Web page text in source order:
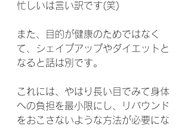
忙しいは言い訳です(笑)
また、目的が健康のためではなく
て、シェイプアップやダイエットと
なると話は別です。
これには、やはり長い目でみて身体
への負担を最小限にし、リバウンド
をおこさないような方法が必要にな